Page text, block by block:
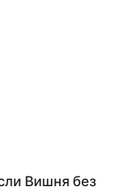
Вишня без